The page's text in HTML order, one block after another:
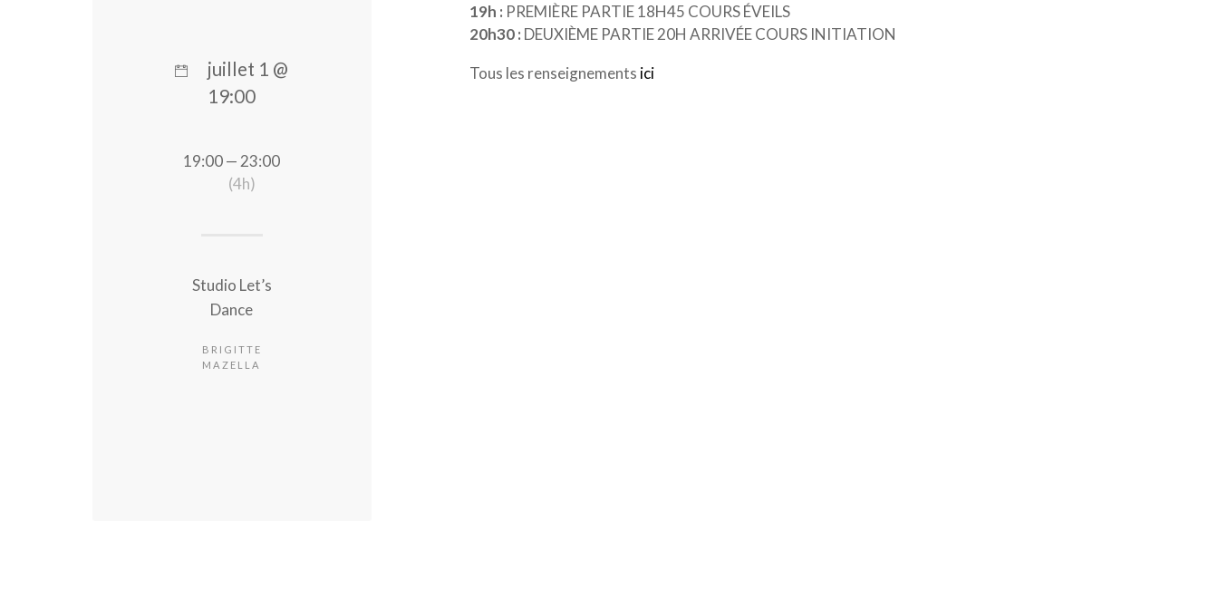
19h : PREMIÈRE PARTIE 18H45 COURS ÉVEILS
20h30 : DEUXIÈME PARTIE 20H ARRIVÉE COURS INITIATION
Tous les renseignements ici
juillet 1 @
19:00
19:00 — 23:00
(4h)
Studio Let’s
Dance
BRIGITTE
MAZELLA